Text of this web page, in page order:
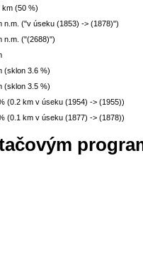
km (50 %)
n.m. ("v úseku (1853) -> (1878)")
n.m. ("(2688)")
(sklon 3.6 %)
(sklon 3.5 %)
(0.2 km v úseku (1954) -> (1955))
(0.1 km v úseku (1877) -> (1878))